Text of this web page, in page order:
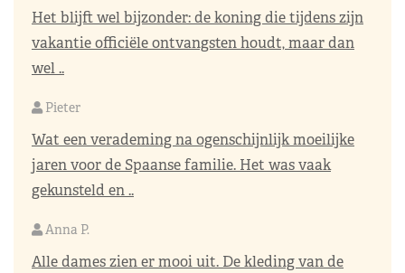
Het blijft wel bijzonder: de koning die tijdens zijn
vakantie officiële ontvangsten houdt, maar dan
wel ..
Pieter
Wat een verademing na ogenschijnlijk moeilijke
jaren voor de Spaanse familie. Het was vaak
gekunsteld en ..
Anna P.
Alle dames zien er mooi uit. De kleding van de